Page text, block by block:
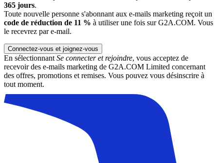
365 jours.
Toute nouvelle personne s'abonnant aux e-mails marketing reçoit un
code de réduction de 11 % à utiliser une fois sur G2A.COM. Vous
le recevrez par e-mail.
Connectez-vous et joignez-vous
En sélectionnant Se connecter et rejoindre, vous acceptez de
recevoir des e-mails marketing de G2A.COM Limited concernant
des offres, promotions et remises. Vous pouvez vous désinscrire à
tout moment.